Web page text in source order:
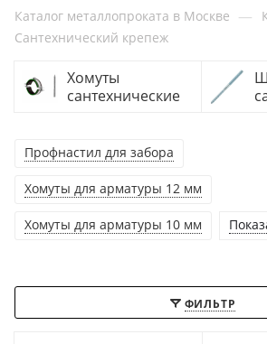
Каталог металлопроката в Москве —
Сантехнический крепеж
Хомуты
сантехнические
Профнастил для забора
Хомуты для арматуры 12 мм
Хомуты для арматуры 10 мм
ФИЛЬТР